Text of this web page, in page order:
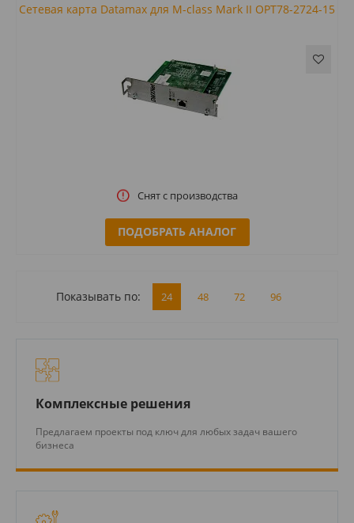
Сетевая карта Datamax для M-class Mark II OPT78-2724-15
Снят с производства
ПОДОБРАТЬ АНАЛОГ
Показывать по: 24 48 72 96
Комплексные решения
Предлагаем проекты под ключ для любых задач вашего
бизнеса